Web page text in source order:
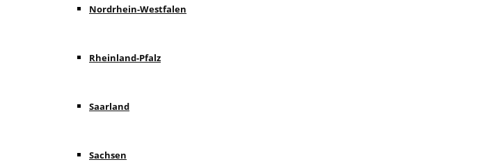
Nordrhein-Westfalen
Rheinland-Pfalz
Saarland
Sachsen